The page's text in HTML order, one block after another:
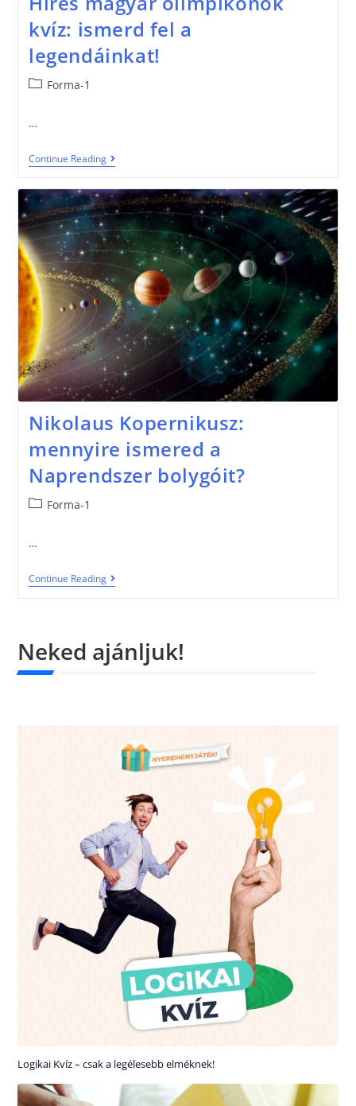
kvíz: ismerd fel a
legendáinkat!
Forma-1
…
Continue Reading
Nikolaus Kopernikusz:
mennyire ismered a
Naprendszer bolygóit?
Forma-1
…
Continue Reading
Neked ajánljuk!
Logikai Kvíz – csak a legélesebb elméknek!